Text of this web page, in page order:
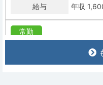
給与 年収
常勤
円、年間オペ1,000件超、当